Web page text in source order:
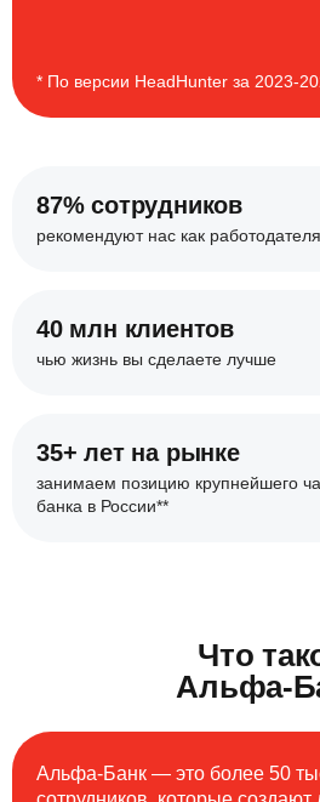
* По версии HeadHunter за 2023-
87% сотрудников
рекомендуют нас как работодателя
40 млн клиентов
чью жизнь вы сделаете лучше
35+ лет на рынке
занимаем позицию крупнейшего
банка в России**
Что
Альфа-
Альфа-Банк — это более 50